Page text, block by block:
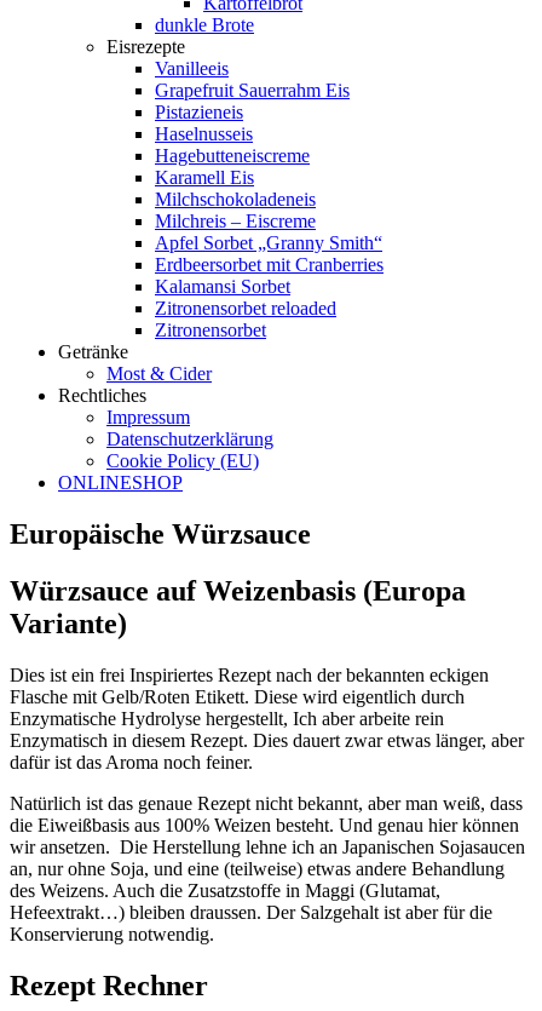
dunkle Brote
Eisrezepte
Vanilleeis
Grapefruit Sauerrahm Eis
Pistazieneis
Haselnusseis
Hagebutteneiscreme
Karamell Eis
Milchschokoladeneis
Milchreis – Eiscreme
Apfel Sorbet „Granny Smith“
Erdbeersorbet mit Cranberries
Kalamansi Sorbet
Zitronensorbet reloaded
Zitronensorbet
Getränke
Most & Cider
Rechtliches
Impressum
Datenschutzerklärung
Cookie Policy (EU)
ONLINESHOP
Europäische Würzsauce
Würzsauce auf Weizenbasis (Europa
Variante)
Dies ist ein frei Inspiriertes Rezept nach der bekannten eckigen
Flasche mit Gelb/Roten Etikett. Diese wird eigentlich durch
Enzymatische Hydrolyse hergestellt, Ich aber arbeite rein
Enzymatisch in diesem Rezept. Dies dauert zwar etwas länger, aber
dafür ist das Aroma noch feiner.
Natürlich ist das genaue Rezept nicht bekannt, aber man weiß, dass
die Eiweißbasis aus 100% Weizen besteht. Und genau hier können
wir ansetzen. Die Herstellung lehne ich an Japanischen Sojasaucen
an, nur ohne Soja, und eine (teilweise) etwas andere Behandlung
des Weizens. Auch die Zusatzstoffe in Maggi (Glutamat,
Hefeextrakt…) bleiben draussen. Der Salzgehalt ist aber für die
Konservierung notwendig.
Rezept Rechner